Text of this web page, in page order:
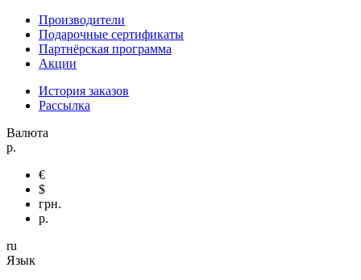
Производители
Подарочные сертификаты
Партнёрская программа
Акции
История заказов
Рассылка
Валюта
р.
€
$
грн.
р.
ru
Язык